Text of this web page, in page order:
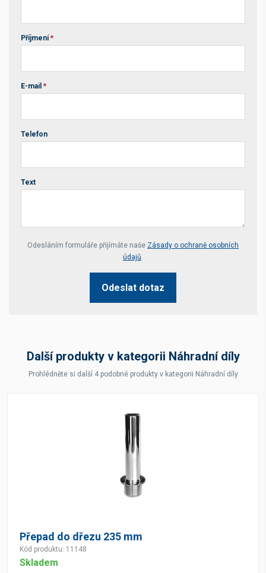
Příjmení *
E-mail *
Telefon
Text
Your website *
Odesláním formuláře přijímáte naše Zásady o ochraně osobních
údajů.
Odeslat dotaz
Další produkty v kategorii Náhradní díly
Prohlédněte si další 4 podobné produkty v kategorii Náhradní díly
Přepad do dřezu 235 mm
Kód produktu: 11148
Skladem